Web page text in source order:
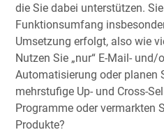
die Sie dabei unterstützen.
Funktionsumfang
Umsetzung erfolgt, also wie
Nutzen Sie „nur“ E-Mail- und/
Automatisierung oder planen
mehrstufige Up- und Cross-
Programme oder vermarkten
Produkte?